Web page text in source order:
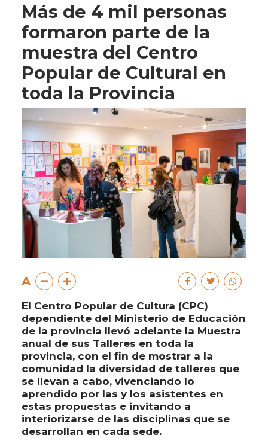
Más de 4 mil personas
formaron parte de la
muestra del Centro
Popular de Cultural en
toda la Provincia
A
El Centro Popular de Cultura (CPC)
dependiente del Ministerio de Educación
de la provincia llevó adelante la Muestra
anual de sus Talleres en toda la
provincia, con el fin de mostrar a la
comunidad la diversidad de talleres que
se llevan a cabo, vivenciando lo
aprendido por las y los asistentes en
estas propuestas e invitando a
interiorizarse de las disciplinas que se
desarrollan en cada sede.